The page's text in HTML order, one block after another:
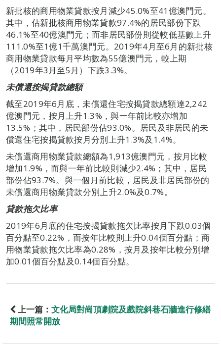
新批核的商用物業貸款按月減少45.0%至41億澳門元。
其中，佔新批核商用物業貸款97.4%的居民部份下跌
46.1%至40億澳門元；而非居民部份則從較低基數上升
111.0%至1億1千萬澳門元。2019年4月至6月的新批核
商用物業貸款每月平均數為55億澳門元，較上期
（2019年3月至5月）下跌3.3%。
未償還按揭貸款總額
截至2019年6月底，未償還住宅按揭貸款總額達2,242
億澳門元，按月上升1.3%，與一年前比較亦增加
13.5%；其中，居民部份佔93.0%。居民及非居民的未
償還住宅按揭貸款按月分別上升1.3%及1.4%。
未償還商用物業貸款總額為1,913億澳門元，按月比較
增加1.9%，而與一年前比較則減少2.4%；其中，居民
部份佔93.7%。與一個月前比較，居民及非居民部份的
未償還商用物業貸款分別上升2.0%及0.7%。
貸款拖欠比率
2019年6月底的住宅按揭貸款拖欠比率按月下跌0.03個
百分點至0.22%，而按年比較則上升0.04個百分點；商
用物業貸款拖欠比率為0.28%，按月及按年比較分別增
加0.01個百分點及0.14個百分點。
上一篇： 文化局對崗頂劇院及戲院斜巷石牆進行修繕
期間照常開放